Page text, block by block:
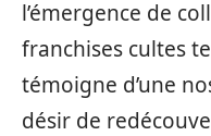
l’émergence de
franchises cultes
témoigne d’une
désir de